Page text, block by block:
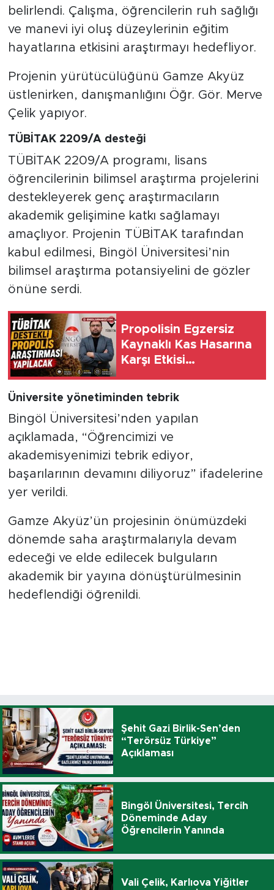
belirlendi. Çalışma, öğrencilerin ruh sağlığı
ve manevi iyi oluş düzeylerinin eğitim
hayatlarına etkisini araştırmayı hedefliyor.
Projenin yürütücülüğünü Gamze Akyüz
üstlenirken, danışmanlığını Öğr. Gör. Merve
Çelik yapıyor.
TÜBİTAK 2209/A desteği
TÜBİTAK 2209/A programı, lisans
öğrencilerinin bilimsel araştırma projelerini
destekleyerek genç araştırmacıların
akademik gelişimine katkı sağlamayı
amaçlıyor. Projenin TÜBİTAK tarafından
kabul edilmesi, Bingöl Üniversitesi’nin
bilimsel araştırma potansiyelini de gözler
önüne serdi.
Propolisin Egzersiz
Kaynaklı Kas Hasarına
Karşı Etkisi
Üniversite yönetiminden tebrik
Bingöl Üniversitesi’nden yapılan
açıklamada, “Öğrencimizi ve
akademisyenimizi tebrik ediyor,
başarılarının devamını diliyoruz” ifadelerine
yer verildi.
Gamze Akyüz’ün projesinin önümüzdeki
dönemde saha araştırmalarıyla devam
edeceği ve elde edilecek bulguların
akademik bir yayına dönüştürülmesinin
hedeflendiği öğrenildi.
Şehit Gazi Birlik-Sen’den
“Terörsüz Türkiye”
Açıklaması
Bingöl Üniversitesi, Tercih
Döneminde Aday
Öğrencilerin Yanında
Vali Çelik, Karlıova Yiğitler